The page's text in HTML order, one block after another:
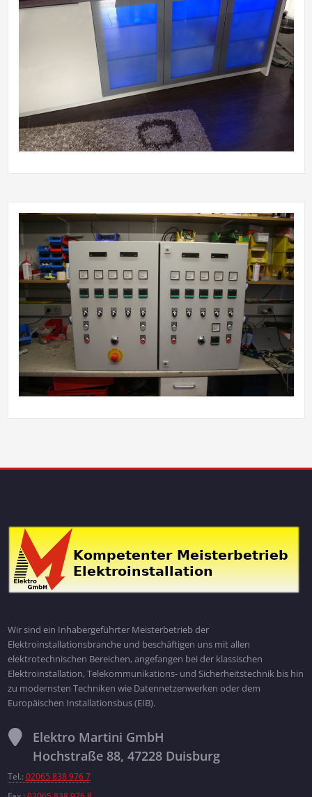
Wir sind ein Inhabergeführter Meisterbetrieb der
Elektroinstallationsbranche und beschäftigen uns mit allen
elektrotechnischen Bereichen, angefangen bei der klassischen
Elektroinstallation, Telekommunikations- und Sicherheitstechnik bis hin
zu modernsten Techniken wie Datennetzenwerken oder dem
Europäischen Installationsbus (EIB).
Elektro Martini GmbH
Hochstraße 88, 47228 Duisburg
Tel.: 02065 838 976 7